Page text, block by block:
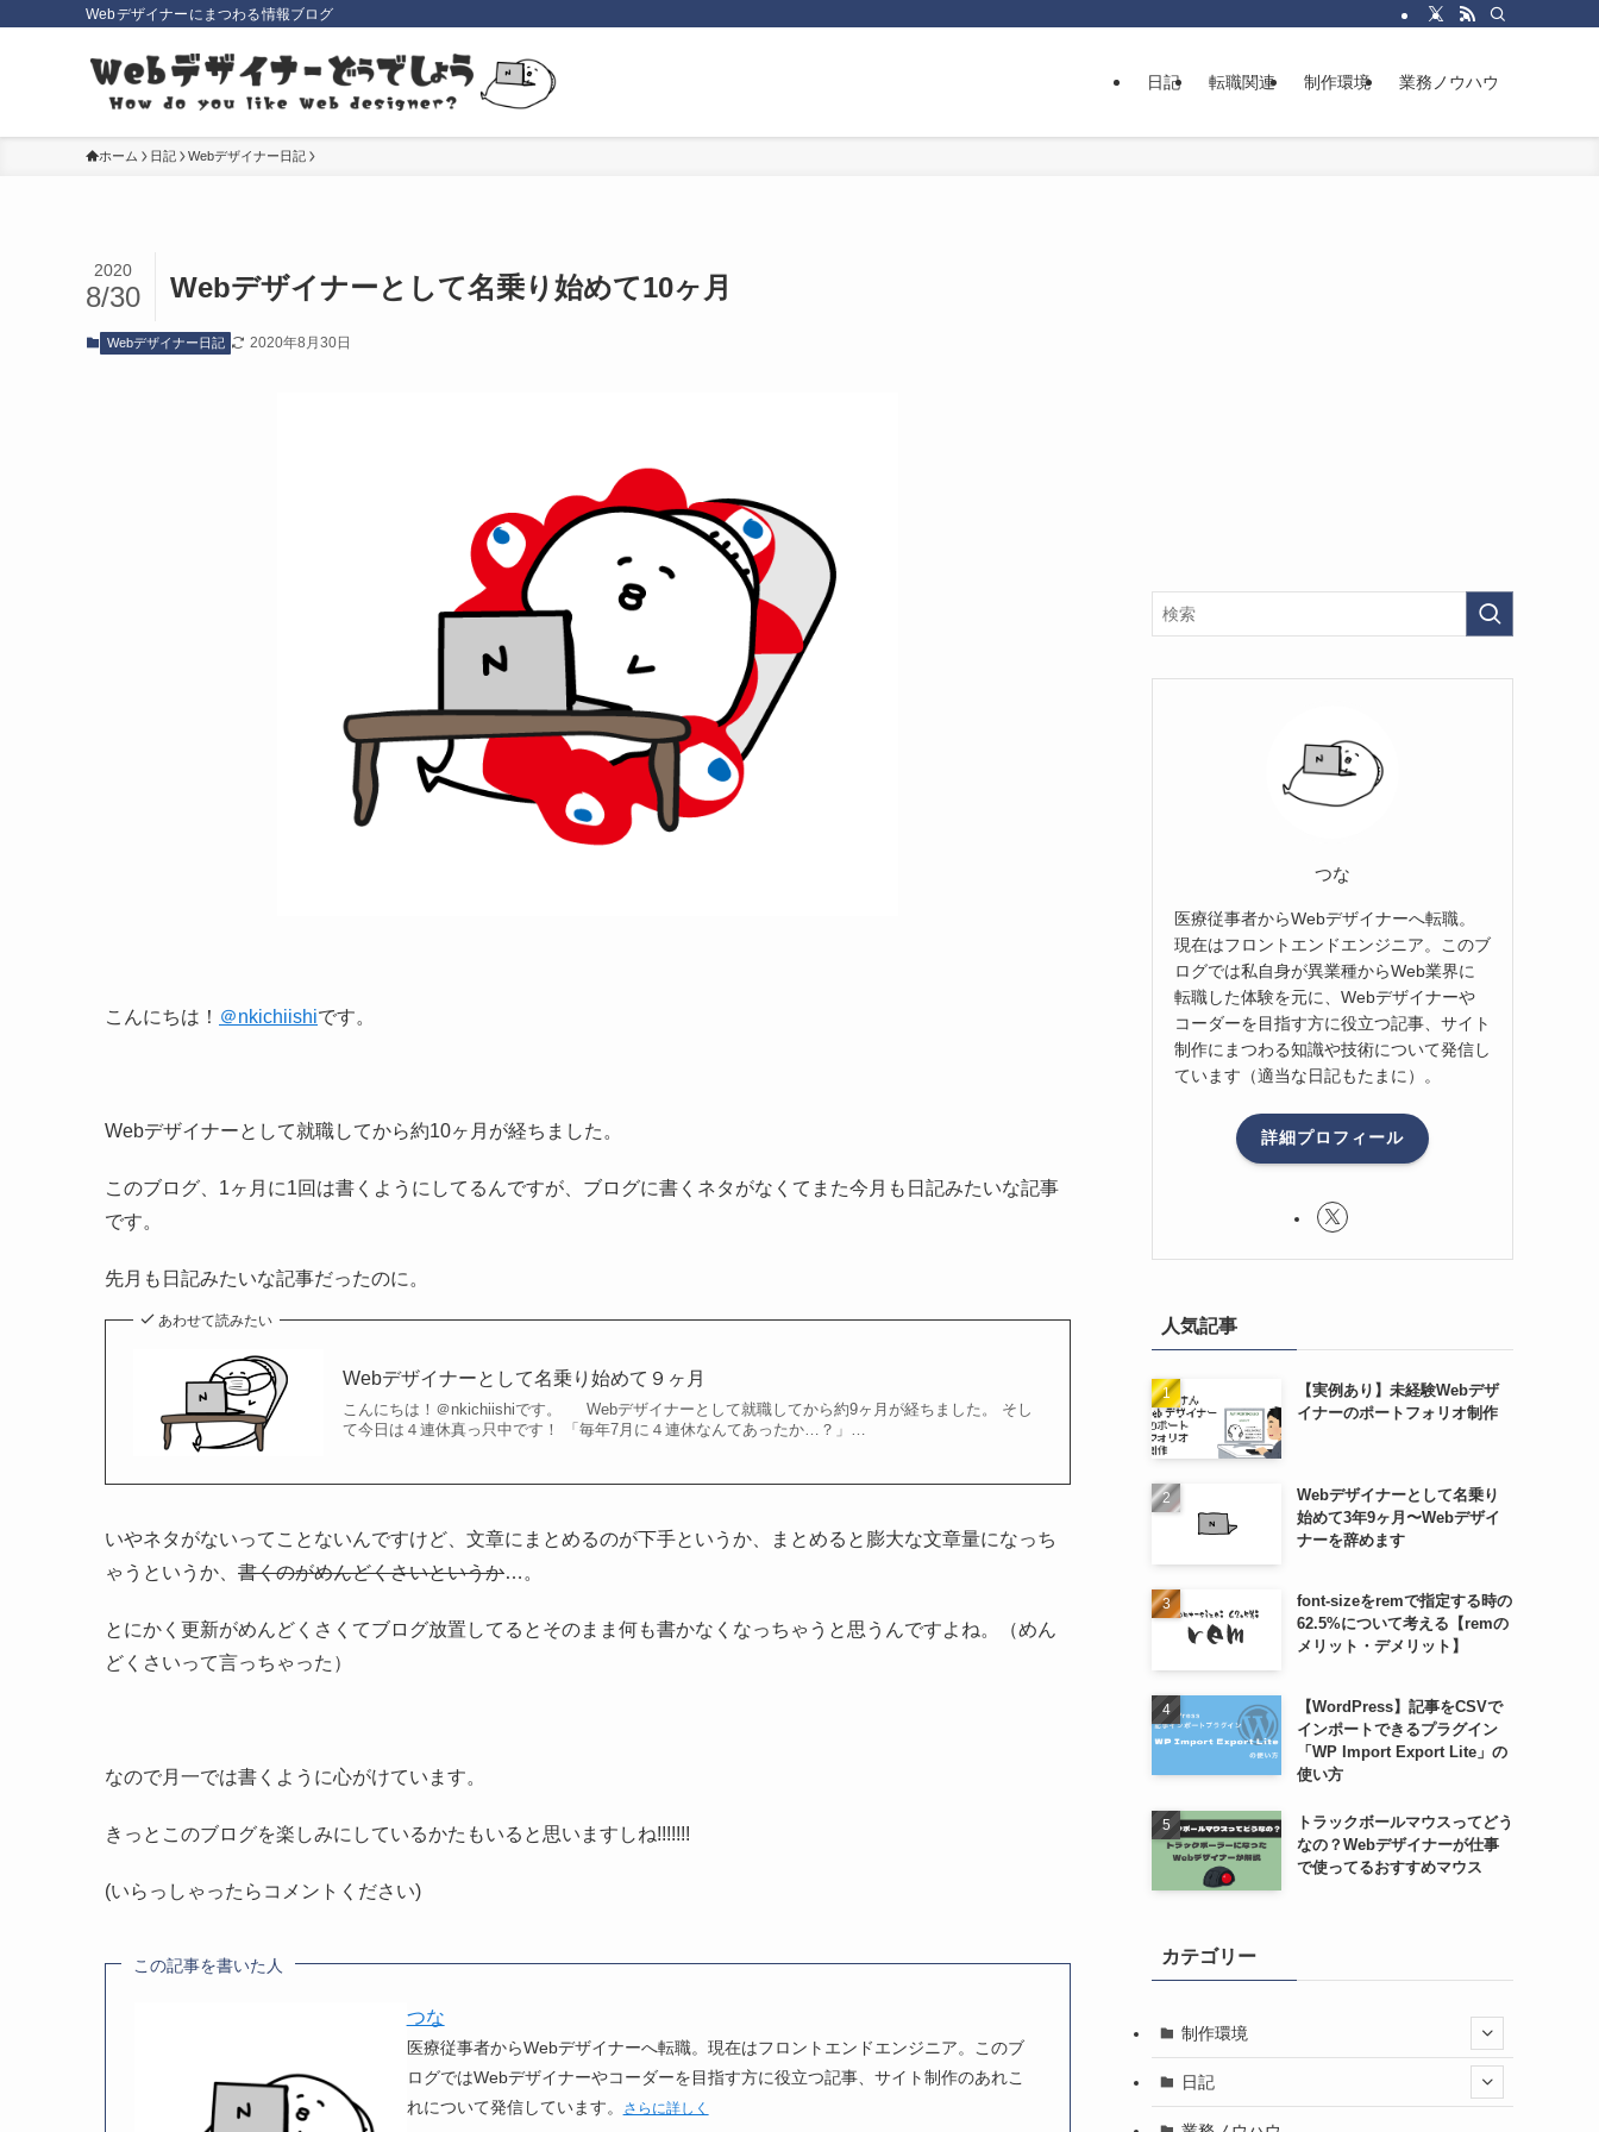
Webデザイナーにまつわる情報ブログ
日記 転職関連 制作環境 業務ノウハウ
ホーム 日記 Webデザイナー日記
Webデザイナーとして名乗り始めて10ヶ月
2020
8/30
Webデザイナー日記 2020年8月30日
こんにちは！ ＠nkichiishiです。
Webデザイナーとして就職してから約10ヶ月が経ちました。
このブログ、1ヶ月に1回は書くようにしてるんですが、ブログに書くネタがなくてまた今月も日記みたいな記事
です。
先月も日記みたいな記事だったのに。
あわせて読みたい
Webデザイナーとして名乗り始めて９ヶ月
こんにちは！＠nkichiishiです。 Webデザイナーとして就職してから約9ヶ月が経ちました。 そし
て今日は４連休真っ只中です！ 「毎年7月に４連休なんてあったか…？」…
いやネタがないってことないんですけど、文章にまとめるのが下手というか、まとめると膨大な文章量になっち
ゃうというか、 書くのがめんどくさいというか…。
とにかく更新がめんどくさくてブログ放置してるとそのまま何も書かなくなっちゃうと思うんですよね。（めん
どくさいって言っちゃった）
なので月一では書くように心がけています。
きっとこのブログを楽しみにしているかたもいると思いますしね!!!!!!!
(いらっしゃったらコメントください)
この記事を書いた人
つな
医療従事者からWebデザイナーへ転職。現在はフロントエンドエンジニア。このブ
ログではWebデザイナーやコーダーを目指す方に役立つ記事、サイト制作のあれこ
れについて発信しています。
さらに詳しく
つな
医療従事者からWebデザイナーへ転職。
現在はフロントエンドエンジニア。このブ
ログでは私自身が異業種からWeb業界に
転職した体験を元に、Webデザイナーや
コーダーを目指す方に役立つ記事、サイト
制作にまつわる知識や技術について発信し
ています（適当な日記もたまに）。
詳細プロフィール
人気記事
【実例あり】未経験Webデザ
イナーのポートフォリオ制作
Webデザイナーとして名乗り
始めて3年9ヶ月〜Webデザイ
ナーを辞めます
font-sizeをremで指定する時の
62.5%について考える【remの
メリット・デメリット】
【WordPress】記事をCSVで
インポートできるプラグイン
「WP Import Export Lite」の
使い方
トラックボールマウスってどう
なの？Webデザイナーが仕事
で使ってるおすすめマウス
カテゴリー
制作環境
日記